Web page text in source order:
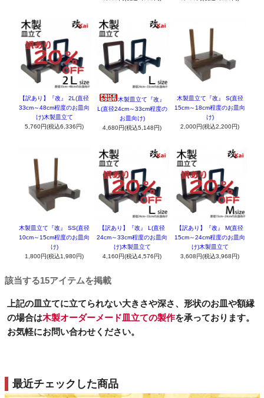
【訳あり】『改』 2L(直径
33cm～48cm程度のお皿向
け)木製皿立て
5,760円(税込6,336円)
木製皿立て『改』
L(直径24cm～33cm程度の
お皿向け)
4,680円(税込5,148円)
木製皿立て『改』 S(直径
15cm～18cm程度のお皿向
け)
2,000円(税込2,200円)
木製皿立て『改』 SS(直径
10cm～15cm程度のお皿向
け)
1,800円(税込1,980円)
【訳あり】『改』 L(直径
24cm～33cm程度のお皿向
け)木製皿立て
4,160円(税込4,576円)
【訳あり】『改』 M(直径
15cm～24cm程度のお皿向
け)木製皿立て
3,608円(税込3,968円)
該当する15アイテムを掲載
上記の皿立てに立てられない大きさや深さ、形状のお皿や額縁
の場合は木製オーダーメード皿立ての製作を承っております。
お気軽にお問い合わせください。
最近チェックした商品